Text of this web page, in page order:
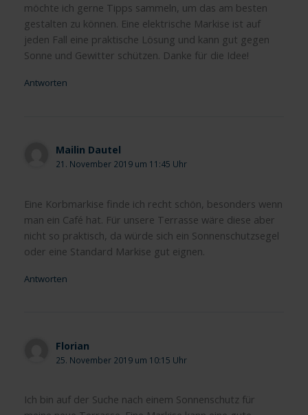
möchte ich gerne Tipps sammeln, um das am besten
gestalten zu können. Eine elektrische Markise ist auf
jeden Fall eine praktische Lösung und kann gut gegen
Sonne und Gewitter schützen. Danke für die Idee!
Antworten
Mailin Dautel
21. November 2019 um 11:45 Uhr
Eine Korbmarkise finde ich recht schön, besonders wenn
man ein Café hat. Für unsere Terrasse wäre diese aber
nicht so praktisch, da würde sich ein Sonnenschutzsegel
oder eine Standard Markise gut eignen.
Antworten
Florian
25. November 2019 um 10:15 Uhr
Ich bin auf der Suche nach einem Sonnenschutz für